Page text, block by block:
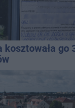
kosztowała go